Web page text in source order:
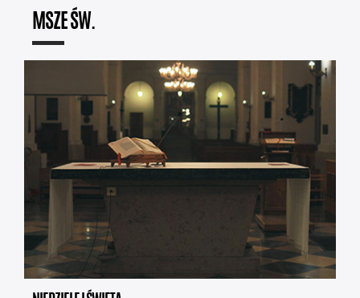
MSZE ŚW.